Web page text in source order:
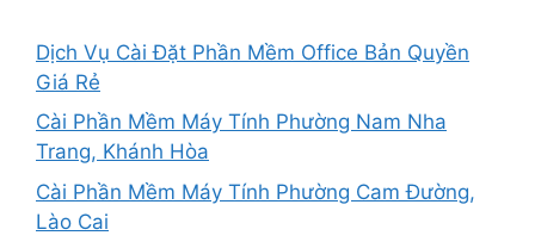
Dịch Vụ Cài Đặt Phần Mềm Office Bản Quyền
Giá Rẻ
Cài Phần Mềm Máy Tính Phường Nam Nha
Trang, Khánh Hòa
Cài Phần Mềm Máy Tính Phường Cam Đường,
Lào Cai